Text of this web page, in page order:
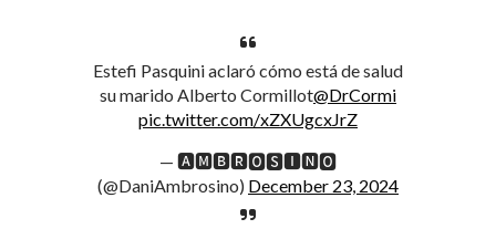
Estefi Pasquini aclaró cómo está de salud
su marido Alberto Cormillot@DrCormi
pic.twitter.com/xZXUgcxJrZ
— 🅰🅼🅱🆁🅾🆂🅸🅽🅾
(@DaniAmbrosino) December 23, 2024